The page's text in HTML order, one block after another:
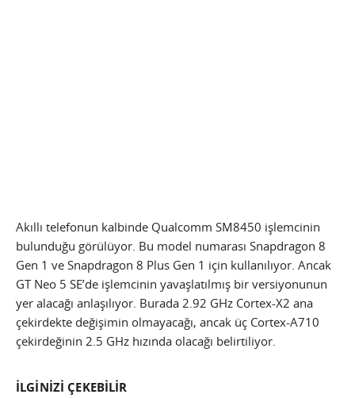
Akıllı telefonun kalbinde Qualcomm SM8450 işlemcinin
bulunduğu görülüyor. Bu model numarası Snapdragon 8
Gen 1 ve Snapdragon 8 Plus Gen 1 için kullanılıyor. Ancak
GT Neo 5 SE’de işlemcinin yavaşlatılmış bir versiyonunun
yer alacağı anlaşılıyor. Burada 2.92 GHz Cortex-X2 ana
çekirdekte değişimin olmayacağı, ancak üç Cortex-A710
çekirdeğinin 2.5 GHz hızında olacağı belirtiliyor.
İLGİNİZİ ÇEKEBİLİR